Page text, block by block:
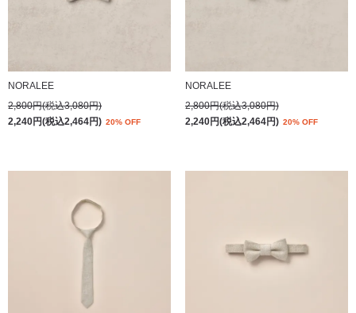
NORALEE
2,800円(税込3,080円)
2,240円(税込2,464円) 20% OFF
NORALEE
2,800円(税込3,080円)
2,240円(税込2,464円) 20% OFF